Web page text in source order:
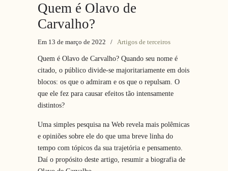
Quem é Olavo de
Carvalho?
Em 13 de março de 2022 / Artigos de terceiros
Quem é Olavo de Carvalho? Quando seu nome é
citado, o público divide-se majoritariamente em dois
blocos: os que o admiram e os que o repulsam. O
que ele fez para causar efeitos tão intensamente
distintos?
Uma simples pesquisa na Web revela mais polêmicas
e opiniões sobre ele do que uma breve linha do
tempo com tópicos da sua trajetória e pensamento.
Daí o propósito deste artigo, resumir a biografia de